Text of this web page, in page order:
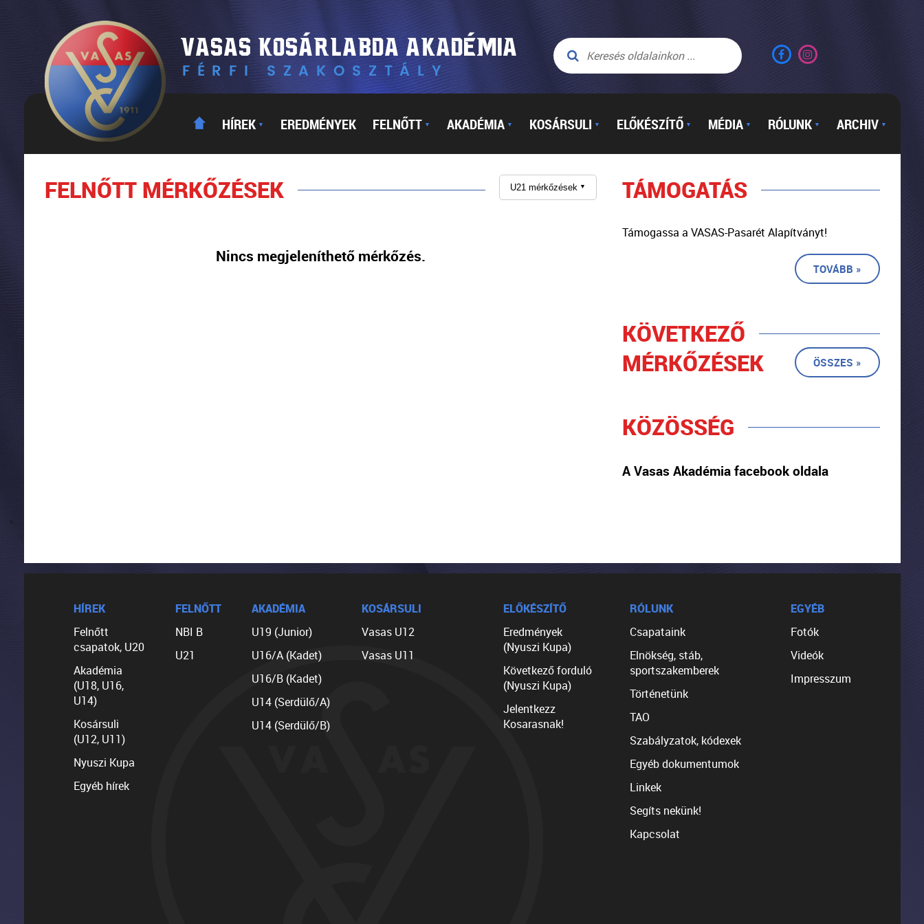
HÍREK ▼ EREDMÉNYEK FELNŐTT ▼ AKADÉMIA ▼ KOSÁRSULI ▼ ELŐKÉSZÍTŐ ▼ MÉDIA ▼ RÓLUNK ▼ ARCHIV ▼
FELNŐTT MÉRKŐZÉSEK U21 mérkőzések ▼
Nincs megjeleníthető mérkőzés.
TÁMOGATÁS
Támogassa a VASAS-Pasarét Alapítványt!
TOVÁBB »
KÖVETKEZŐ
MÉRKŐZÉSEK
ÖSSZES »
KÖZÖSSÉG
A Vasas Akadémia facebook oldala
HÍREK
Felnőtt
csapatok, U20
Akadémia
(U18, U16,
U14)
Kosársuli
(U12, U11)
Nyuszi Kupa
Egyéb hírek
FELNŐTT
NBI B
U21
AKADÉMIA
U19 (Junior)
U16/A (Kadet)
U16/B (Kadet)
U14 (Serdülő/A)
U14 (Serdülő/B)
KOSÁRSULI
Vasas U12
Vasas U11
ELŐKÉSZÍTŐ
Eredmények
(Nyuszi Kupa)
Következő forduló
(Nyuszi Kupa)
Jelentkezz
Kosarasnak!
RÓLUNK
Csapataink
Elnökség, stáb,
sportszakemberek
Történetünk
TAO
Szabályzatok, kódexek
Egyéb dokumentumok
Linkek
Segíts nekünk!
Kapcsolat
EGYÉB
Fotók
Videók
Impresszum